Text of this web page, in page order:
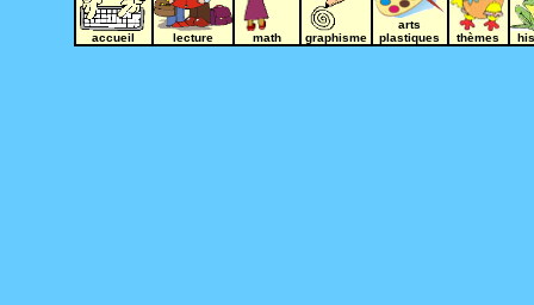
accueil lecture math graphisme
arts
plastiques
thèmes